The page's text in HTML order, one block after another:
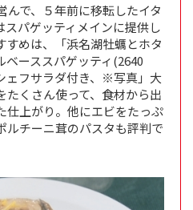
んで、５年前に移転したイタ
スパゲッティメインに提供し
すめは、「浜名湖牡蠣とホタ
ベーススパゲッティ(2640
ェフサラダ付き、※写真」大
くさん使って、食材から出
仕上がり。他にエビをたっぷ
ルチーニ茸のパスタも評判で